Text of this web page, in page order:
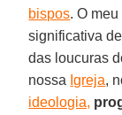
bispos. O
significativa
das loucuras
nossa Igreja,
ideologia,